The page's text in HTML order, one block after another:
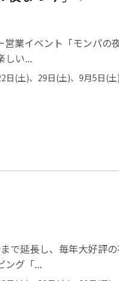
業イベント「モンパの
しい...
(土)、29日(土)、9月5日(
で延長し、毎年大好評
ング「...